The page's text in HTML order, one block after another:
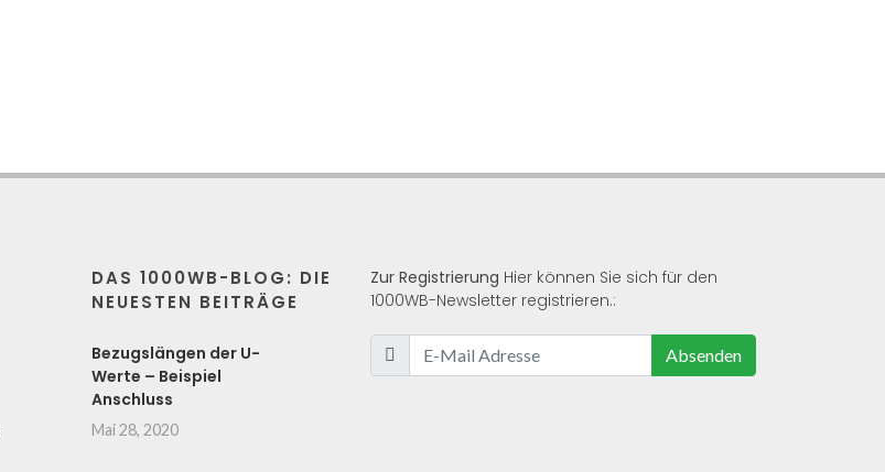
DAS 1000WB-BLOG: DIE
NEUESTEN BEITRÄGE
Bezugslängen der U-
Werte – Beispiel
Anschluss
Mai 28, 2020
Zur Registrierung Hier können Sie sich für den
1000WB-Newsletter registrieren.:
Absenden